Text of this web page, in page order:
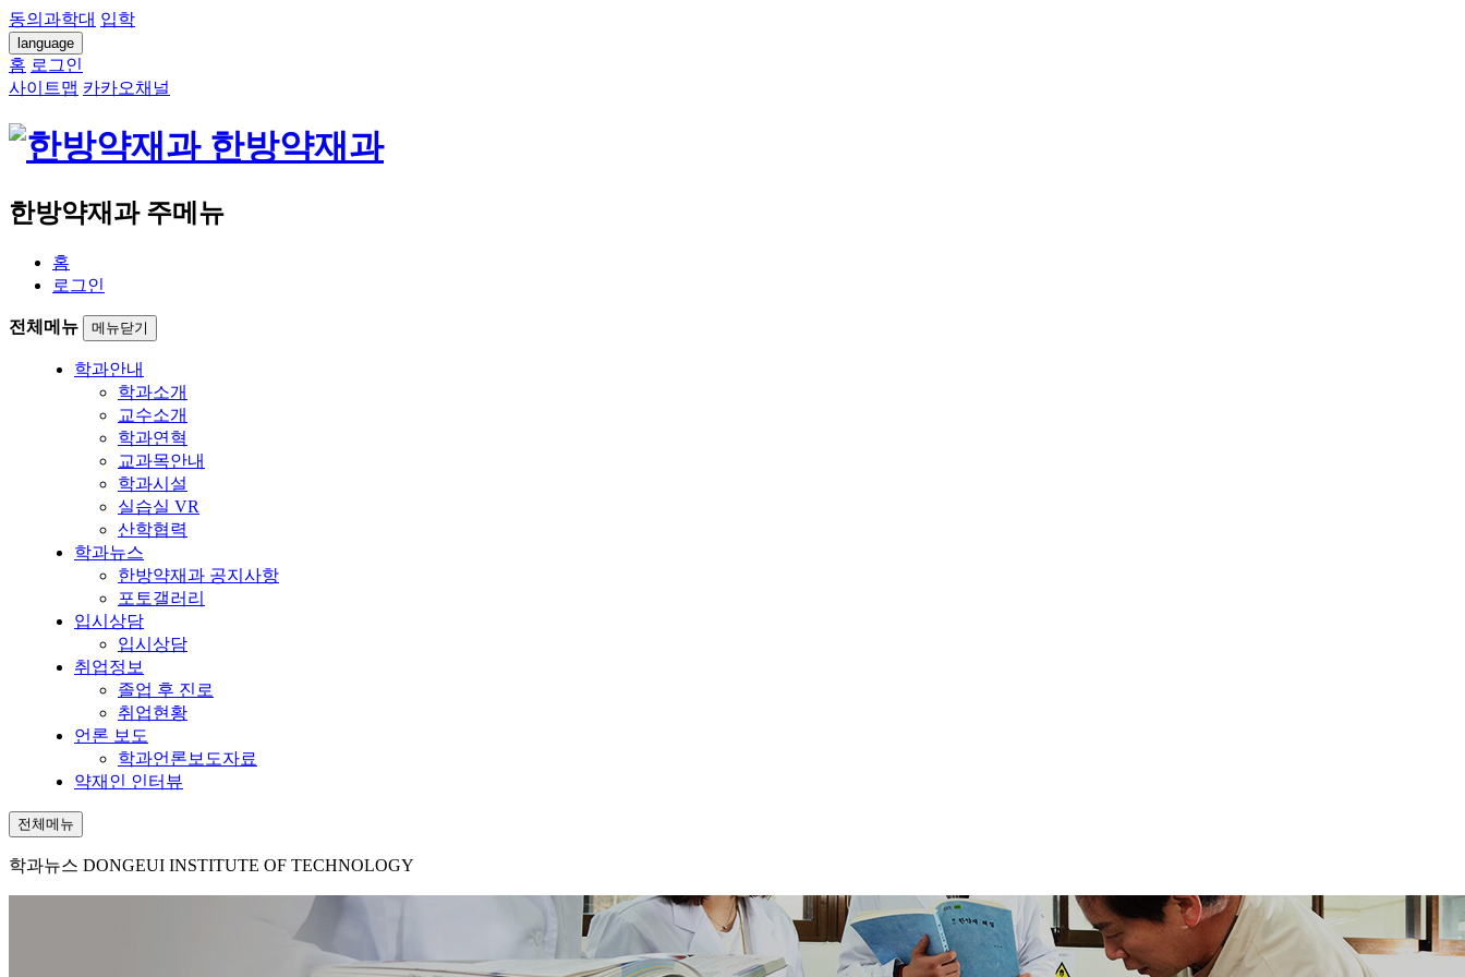
동의과학대 입학
language
홈 로그인
사이트맵 카카오채널
한방약재과
한방약재과 주메뉴
홈
로그인
전체메뉴 메뉴닫기
학과안내
학과소개
교수소개
학과연혁
교과목안내
학과시설
실습실 VR
산학협력
학과뉴스
한방약재과 공지사항
포토갤러리
입시상담
입시상담
취업정보
졸업 후 진로
취업현황
언론 보도
학과언론보도자료
약재인 인터뷰
전체메뉴
학과뉴스 DONGEUI INSTITUTE OF TECHNOLOGY